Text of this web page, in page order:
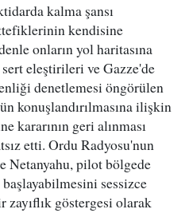
kalma şansı
kendisine
onların yol haritasına
eleştirileri ve Gazze'de
denetlemesi öngörülen
konuşlandırılmasına ilişkin
kararının geri alınması
etti. Ordu Radyosu'nun
Netanyahu, pilot bölgede
başlayabilmesini sessizce
zayıflık göstergesi olarak